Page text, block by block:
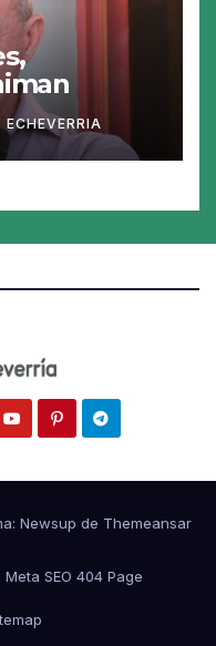
ECHEVERRIA
Newsup de Themeansar
Meta SEO 404 Page